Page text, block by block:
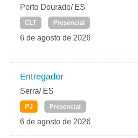
Porto Dourado/ ES
CLT Presencial
6 de agosto de 2026
Entregador
Serra/ ES
PJ Presencial
6 de agosto de 2026